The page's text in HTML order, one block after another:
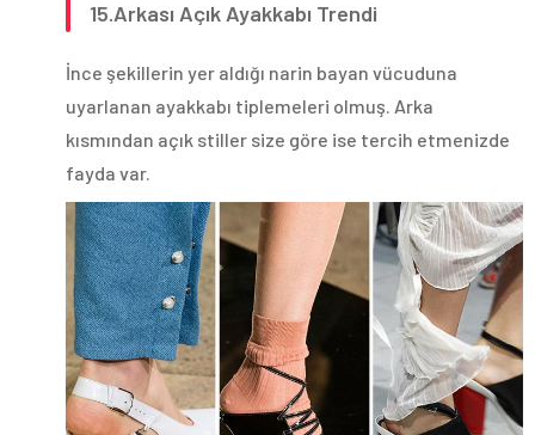
15.Arkası Açık Ayakkabı Trendi
İnce şekillerin yer aldığı narin bayan vücuduna
uyarlanan ayakkabı tiplemeleri olmuş. Arka
kısmından açık stiller size göre ise tercih etmenizde
fayda var.